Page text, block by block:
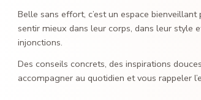
Belle sans effort, c’est un espace
sentir mieux dans leur corps, dans leur style
injonctions.
Des conseils concrets, des inspirations
accompagner au quotidien et vous rappeler